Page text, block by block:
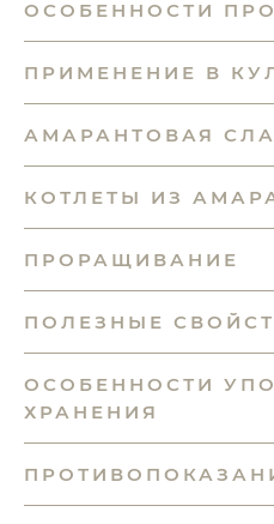
ОСОБЕННОСТИ
ПРИМЕНЕНИЕ В
АМАРАНТОВАЯ
КОТЛЕТЫ ИЗ
ПРОРАЩИВАНИЕ
ПОЛЕЗНЫЕ
ОСОБЕННОСТИ
ХРАНЕНИЯ